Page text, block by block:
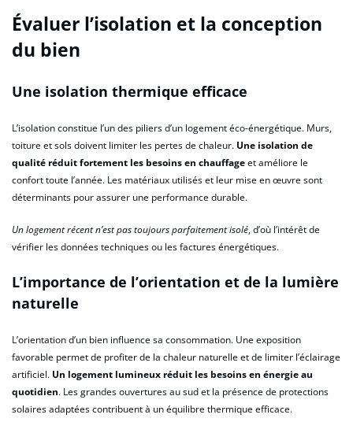
Évaluer l’isolation et la conception
du bien
Une isolation thermique efficace
L’isolation constitue l’un des piliers d’un logement éco-énergétique. Murs,
toiture et sols doivent limiter les pertes de chaleur. Une isolation de
qualité réduit fortement les besoins en chauffageet améliore le
confort toute l’année. Les matériaux utilisés et leur mise en œuvre sont
déterminants pour assurer une performance durable.
Un logement récent n’est pas toujours parfaitement isolé, d’où l’intérêt de
vérifier les données techniques ou les factures énergétiques.
L’importance de l’orientation et de la lumière
naturelle
L’orientation d’un bien influence sa consommation. Une exposition
favorable permet de profiter de la chaleur naturelle et de limiter l’éclairage
artificiel. Un logement lumineux réduit les besoins en énergie au
quotidien. Les grandes ouvertures au sud et la présence de protections
solaires adaptées contribuent à un équilibre thermique efficace.